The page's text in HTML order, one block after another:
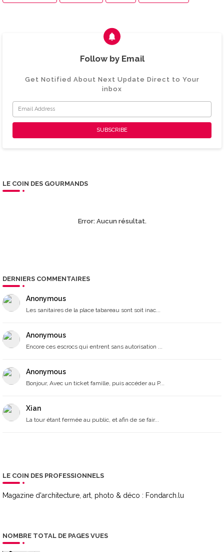
Follow by Email
Get Notified About Next Update Direct to Your
inbox
LE COIN DES GOURMANDS
Error:Aucun résultat.
DERNIERS COMMENTAIRES
Anonymous
Les sanitaires de la place tabareau sont soit inac...
Anonymous
Encore ces escrocs qui entrent sans autorisation ...
Anonymous
Bonjour, Avec un ticket famille, puis accéder au P...
Xian
La tour étant fermée au public, et afin de se fair...
LE COIN DES PROFESSIONNELS
Magazine d'architecture, art, photo & déco : Fondarch.lu
NOMBRE TOTAL DE PAGES VUES